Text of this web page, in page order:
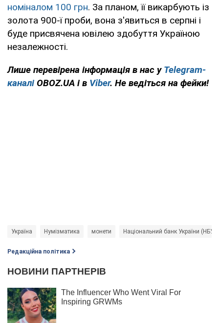
номіналом 100 грн. За планом, її викарбують із
золота 900-ї проби, вона з'явиться в серпні і
буде присвячена ювілею здобуття Україною
незалежності.
Лише перевірена інформація в нас у Telegram-
каналі OBOZ.UA і в Viber. Не ведіться на фейки!
Україна Нумізматика монети Національний банк України (НБУ)
Редакційна політика